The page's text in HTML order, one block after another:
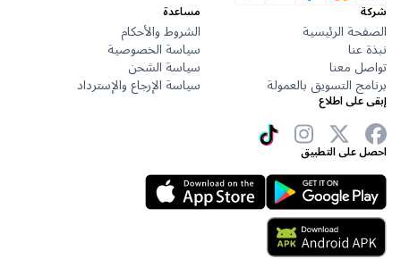
الرئيسية
معنا
التسويق بالعمولة
مساعدة
الشروط والأحكام
سياسة الخصوصية
سياسة الشحن
سياسة الإرجاع والإسترداد
اطلاع
التطبيق